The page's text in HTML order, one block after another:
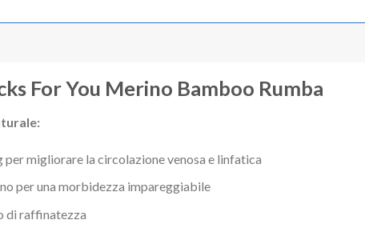
For You Merino Bamboo Rumba
migliorare la circolazione venosa e linfatica
per una morbidezza impareggiabile
di raffinatezza